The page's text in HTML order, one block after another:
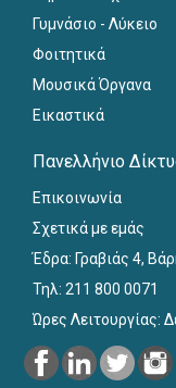
Γυμνάσιο - Λύκειο
Φοιτητικά
Μουσικά Όργανα
Εικαστικά
Πανελλήνιο
Επικοινωνία
Σχετικά με εμάς
Έδρα: Γραβιάς 4,
Τηλ: 211 800 0071
Ώρες Λειτουργίας: